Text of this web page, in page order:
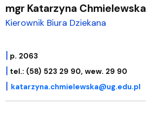
mgr Katarzyna Chmielewska
Kierownik Biura Dziekana
| p. 2063
| tel.: (58) 523 29 90, wew. 29 90
| katarzyna.chmielewska@ug.edu.pl